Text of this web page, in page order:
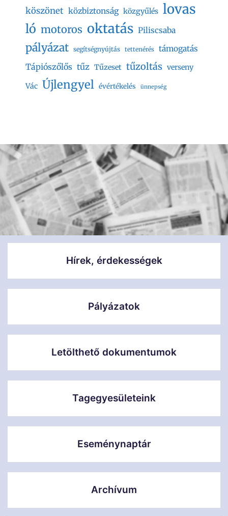
köszönet közbiztonság közgyűlés lovas
ló motoros oktatás Piliscsaba
pályázat segítségnyújtás tettenérés támogatás
Tápiószőlős tűz Tűzeset tűzoltás verseny
Vác Újlengyel évértékelés ünnepség
Hírek, érdekességek
Pályázatok
Letölthető dokumentumok
Tagegyesületeink
Eseménynaptár
Archívum